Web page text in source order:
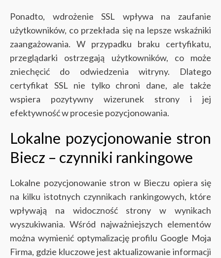
Ponadto, wdrożenie SSL wpływa na zaufanie
użytkowników, co przekłada się na lepsze wskaźniki
zaangażowania. W przypadku braku certyfikatu,
przeglądarki ostrzegają użytkowników, co może
zniechęcić do odwiedzenia witryny. Dlatego
certyfikat SSL nie tylko chroni dane, ale także
wspiera pozytywny wizerunek strony i jej
efektywność w procesie pozycjonowania.
Lokalne pozycjonowanie stron
Biecz – czynniki rankingowe
Lokalne pozycjonowanie stron w Bieczu opiera się
na kilku istotnych czynnikach rankingowych, które
wpływają na widoczność strony w wynikach
wyszukiwania. Wśród najważniejszych elementów
można wymienić optymalizację profilu Google Moja
Firma, gdzie kluczowe jest aktualizowanie informacji